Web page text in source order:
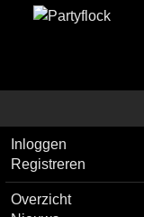
Inloggen
Registreren
Overzicht